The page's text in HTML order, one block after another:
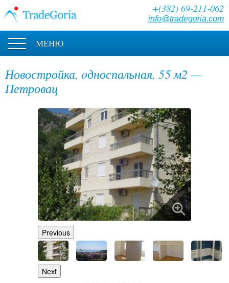
+(382) 69-211-062
info@tradegoria.com
МЕНЮ
Новостройка, oдноспальная, 55 м2 —
Петровац
Previous
Next